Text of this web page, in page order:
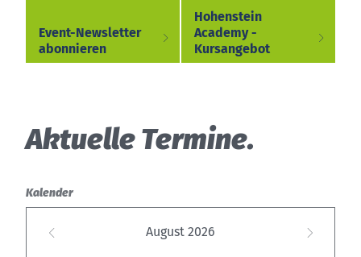
Event-Newsletter
abonnieren
Hohenstein
Academy -
Kursangebot
Aktuelle Termine.
Kalender
August 2026